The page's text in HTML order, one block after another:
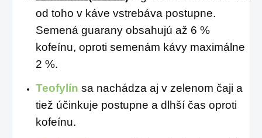
od toho v káve vstrebáva postupne.
Semená guarany obsahujú až 6 %
kofeínu, oproti semenám kávy maximálne
2 %.
Teofylín sa nachádza aj v zelenom čaji a
tiež účinkuje postupne a dlhší čas oproti
kofeínu.